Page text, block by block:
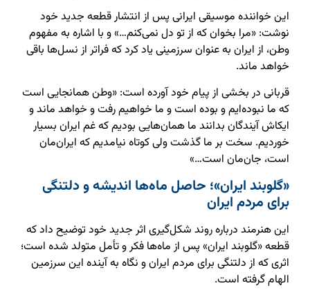
این خواننده موسیقی ایرانی پس از انتشار قطعه جدید خود
نوشت: «مرا بخوان که از تو دل نمی‌کنم…» و با اشاره به مفهوم
وطن، از ایران به عنوان سرزمینی یاد کرد که فراتر از نسل‌ها باقی
خواهد ماند.
قربانی در بخشی از پیام خود آورده است: «وطن همانجایی است
که ما نبوده‌ایم و بوده است و ما خواهیم رفت و خواهد ماند و
ایکاش آیندگان بدانند ما همان‌هایی بودیم که غم ایران بسیار
خوردیم. سخت بر ما گذشت ولی کوتاه نیامدیم که ایران‌مان
است، جان‌مان است…»
«گلوبند ایران»؛ حاصل ماه‌ها اندیشه و دلتنگی
برای مردم ایران
این هنرمند درباره روند شکل‌گیری اثر جدید خود توضیح داد که
قطعه «گلوبند ایران» پس از ماه‌ها فکر و تأمل متولد شده است؛
اثری که از دلتنگی برای مردم ایران و نگاه به آینده این سرزمین
الهام گرفته است.